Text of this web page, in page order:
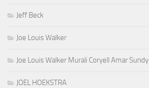
Jeff Beck
Joe Louis Walker
Joe Louis Walker Murali Coryell Amar Sundy
JOEL HOEKSTRA